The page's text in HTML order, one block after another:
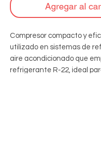
Agregar al
Compresor compacto y
utilizado en sistemas de
aire acondicionado que
refrigerante R-22, ideal